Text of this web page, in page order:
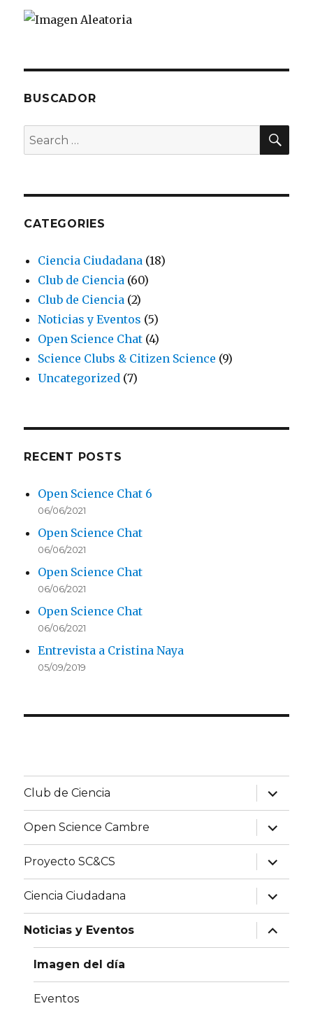
BUSCADOR
Search
for:
CATEGORIES
Ciencia Ciudadana (18)
Club de Ciencia (60)
Club de Ciencia (2)
Noticias y Eventos (5)
Open Science Chat (4)
Science Clubs & Citizen Science (9)
Uncategorized (7)
RECENT POSTS
Open Science Chat 6
06/06/2021
Open Science Chat
06/06/2021
Open Science Chat
06/06/2021
Open Science Chat
06/06/2021
Entrevista a Cristina Naya
05/09/2019
Club de Ciencia
expand
child
menu
Open Science Cambre
expand
child
menu
Proyecto SC&CS
expand
child
menu
Ciencia Ciudadana
expand
child
menu
Noticias y Eventos
expand
child
menu
Imagen del día
Eventos